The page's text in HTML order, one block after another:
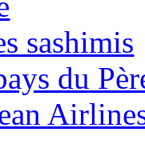
sashimis
du